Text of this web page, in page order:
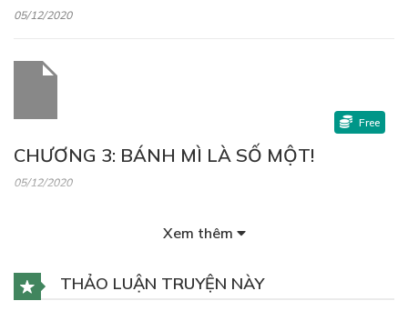
05/12/2020
CHƯƠNG 3: BÁNH MÌ LÀ SỐ MỘT!
05/12/2020
Free
Xem thêm
THẢO LUẬN TRUYỆN NÀY